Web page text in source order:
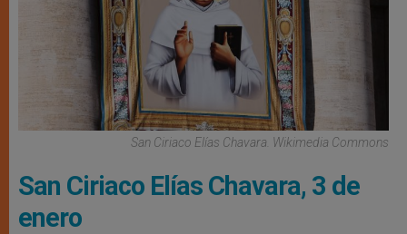
San Ciriaco Elías Chavara. Wikimedia Commons
San Ciriaco Elías Chavara, 3 de
enero